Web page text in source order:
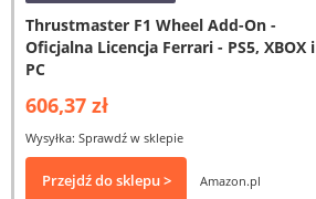
Thrustmaster F1 Wheel Add-On -
Oficjalna Licencja Ferrari - PS5, XBOX i
PC
606,37 zł
Wysyłka: Sprawdź w sklepie
Przejdź do sklepu > Amazon.pl